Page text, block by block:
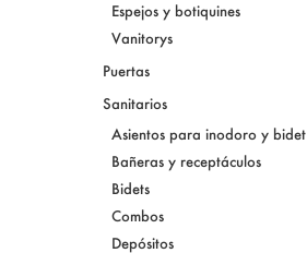
Espejos y botiquines
Vanitorys
Puertas
Sanitarios
Asientos para inodoro y bidet
Bañeras y receptáculos
Bidets
Combos
Depósitos